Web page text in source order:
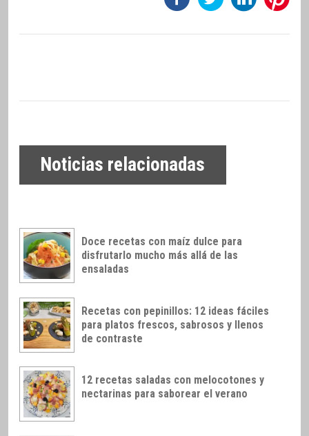
Noticias relacionadas
Doce recetas con maíz dulce para
disfrutarlo mucho más allá de las
ensaladas
Recetas con pepinillos: 12 ideas fáciles
para platos frescos, sabrosos y llenos
de contraste
12 recetas saladas con melocotones y
nectarinas para saborear el verano